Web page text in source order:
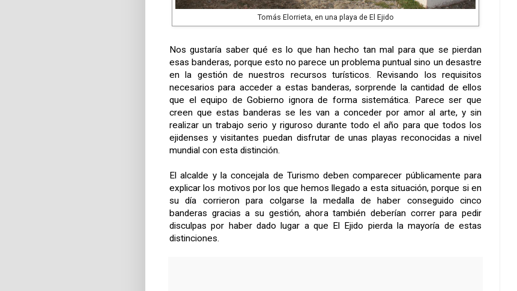
Tomás Elorrieta, en una playa de El Ejido
Nos gustaría saber qué es lo que han hecho tan mal para que se pierdan
esas banderas, porque esto no parece un problema puntual sino un desastre
en la gestión de nuestros recursos turísticos. Revisando los requisitos
necesarios para acceder a estas banderas, sorprende la cantidad de ellos
que el equipo de Gobierno ignora de forma sistemática. Parece ser que
creen que estas banderas se les van a conceder por amor al arte, y sin
realizar un trabajo serio y riguroso durante todo el año para que todos los
ejidenses y visitantes puedan disfrutar de unas playas reconocidas a nivel
mundial con esta distinción.
El alcalde y la concejala de Turismo deben comparecer públicamente para
explicar los motivos por los que hemos llegado a esta situación, porque si en
su día corrieron para colgarse la medalla de haber conseguido cinco
banderas gracias a su gestión, ahora también deberían correr para pedir
disculpas por haber dado lugar a que El Ejido pierda la mayoría de estas
distinciones.